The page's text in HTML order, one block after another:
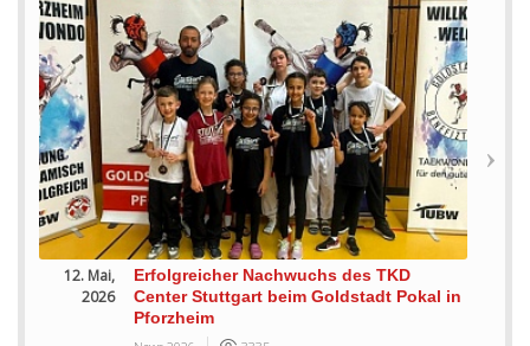
12. Mai,
2026
Erfolgreicher Nachwuchs des TKD
Center Stuttgart beim Goldstadt Pokal in
Pforzheim